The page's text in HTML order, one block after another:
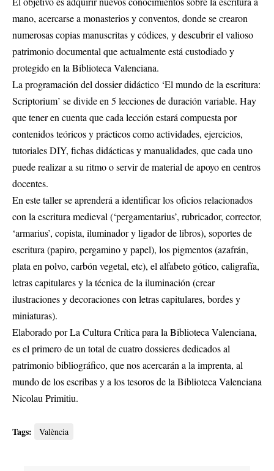
mano, acercarse a monasterios y conventos, donde se crearon
numerosas copias manuscritas y códices, y descubrir el valioso
patrimonio documental que actualmente está custodiado y
protegido en la Biblioteca Valenciana.
La programación del dossier didáctico ‘El mundo de la escritura:
Scriptorium’ se divide en 5 lecciones de duración variable. Hay
que tener en cuenta que cada lección estará compuesta por
contenidos teóricos y prácticos como actividades, ejercicios,
tutoriales DIY, fichas didácticas y manualidades, que cada uno
puede realizar a su ritmo o servir de material de apoyo en centros
docentes.
En este taller se aprenderá a identificar los oficios relacionados
con la escritura medieval (‘pergamentarius’, rubricador, corrector,
‘armarius’, copista, iluminador y ligador de libros), soportes de
escritura (papiro, pergamino y papel), los pigmentos (azafrán,
plata en polvo, carbón vegetal, etc), el alfabeto gótico, caligrafía,
letras capitulares y la técnica de la iluminación (crear
ilustraciones y decoraciones con letras capitulares, bordes y
miniaturas).
Elaborado por La Cultura Crítica para la Biblioteca Valenciana,
es el primero de un total de cuatro dossieres dedicados al
patrimonio bibliográfico, que nos acercarán a la imprenta, al
mundo de los escribas y a los tesoros de la Biblioteca Valenciana
Nicolau Primitiu.
Tags: València